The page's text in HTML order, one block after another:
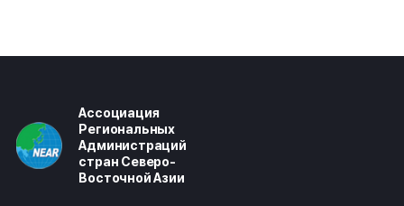
Ассоциация
Региональных
Администраций
стран Северо-
Восточной Азии